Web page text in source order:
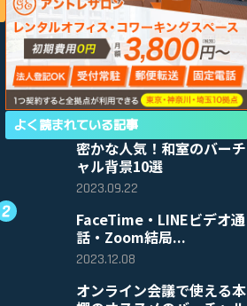
よく読まれている記事
密かな人気！和室のバーチ
ャル背景10選
2023.09.22
FaceTime・LINEビデオ通
話・Zoom結局...
2023.12.08
オンライン会議で使える本